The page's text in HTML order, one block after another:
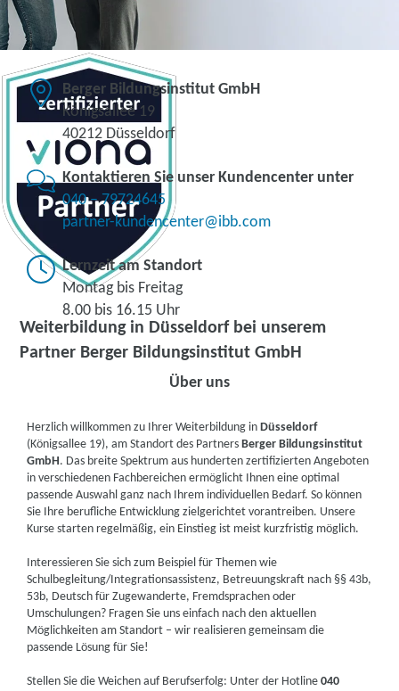
Weiterbildung in Düsseldorf bei unserem
Partner Berger Bildungsinstitut GmbH
Berger Bildungsinstitut GmbH
Königsallee 19
40212 Düsseldorf
Kontaktieren Sie unser Kundencenter unter
040 – 79724645
partner-kundencenter@ibb.com
Lernzeit am Standort
Montag bis Freitag
8.00 bis 16.15 Uhr
Über uns
Herzlich willkommen zu Ihrer Weiterbildung inDüsseldorf
(Königsallee 19), am Standort des PartnersBerger Bildungsinstitut
GmbH. Das breite Spektrum aus hunderten zertifizierten Angeboten
in verschiedenen Fachbereichen ermöglicht Ihnen eine optimal
passende Auswahl ganz nach Ihrem individuellen Bedarf. So können
Sie Ihre berufliche Entwicklung zielgerichtet vorantreiben. Unsere
Kurse starten regelmäßig, ein Einstieg ist meist kurzfristig möglich.
Interessieren Sie sich zum Beispiel für Themen wie
Schulbegleitung/Integrationsassistenz, Betreuungskraft nach §§ 43b,
53b, Deutsch für Zugewanderte, Fremdsprachen oder
Umschulungen? Fragen Sie uns einfach nach den aktuellen
Möglichkeiten am Standort – wir realisieren gemeinsam die
passende Lösung für Sie!
Stellen Sie die Weichen auf Berufserfolg: Unter der Hotline040